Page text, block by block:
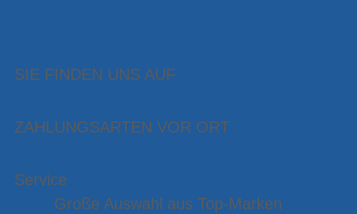
SIE FINDEN UNS AUF
ZAHLUNGSARTEN VOR ORT
Service
Große Auswahl aus Top-Marken